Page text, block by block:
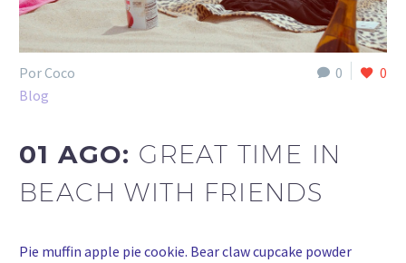
0 0
Por Coco
Blog
01 AGO: GREAT TIME IN
BEACH WITH FRIENDS
Pie muffin apple pie cookie. Bear claw cupcake powder